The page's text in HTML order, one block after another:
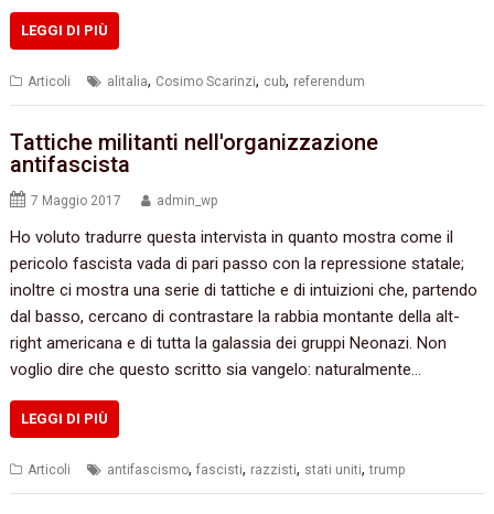
LEGGI DI PIÙ
Articoli alitalia, Cosimo Scarinzi, cub, referendum
Tattiche militanti nell'organizzazione
antifascista
7 Maggio 2017 admin_wp
Ho voluto tradurre questa intervista in quanto mostra come il
pericolo fascista vada di pari passo con la repressione statale;
inoltre ci mostra una serie di tattiche e di intuizioni che, partendo
dal basso, cercano di contrastare la rabbia montante della alt-
right americana e di tutta la galassia dei gruppi Neonazi. Non
voglio dire che questo scritto sia vangelo: naturalmente…
LEGGI DI PIÙ
Articoli antifascismo,fascisti, razzisti, stati uniti,trump